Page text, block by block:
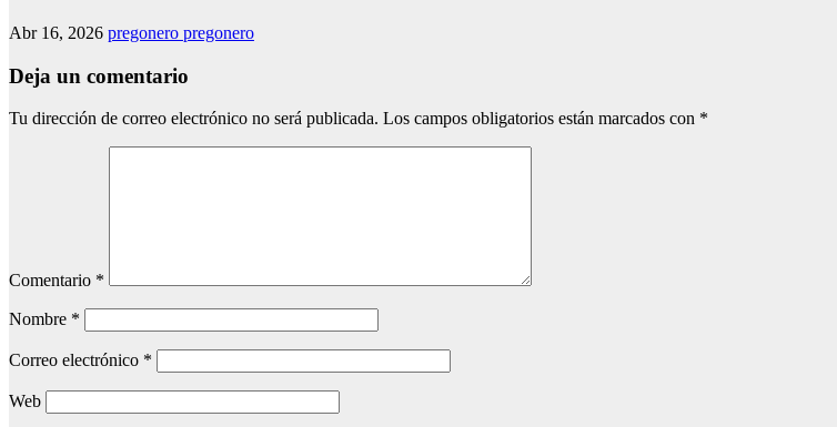
Abr 16, 2026 pregonero pregonero
Deja un comentario
Tu dirección de correo electrónico no será publicada. Los campos obligatorios están marcados con *
Comentario *
Nombre *
Correo electrónico *
Web